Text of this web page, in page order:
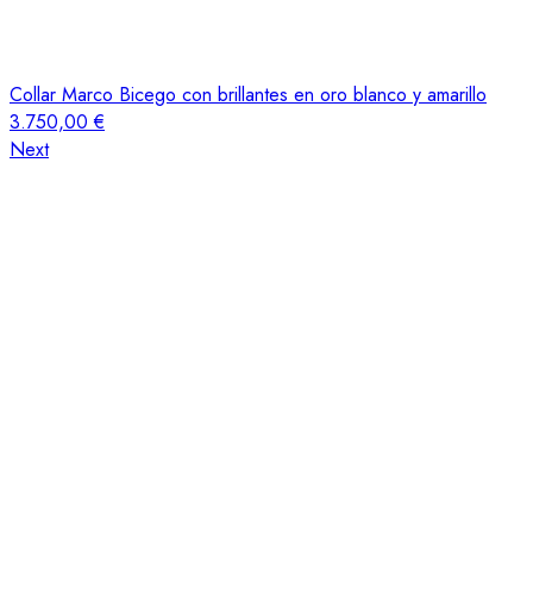
Collar Marco Bicego con brillantes en oro blanco y amarillo
3.750,00€
Next